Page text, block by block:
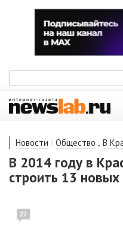
Новости / Общество , В
В 2014 году в
строить 13 новых
27